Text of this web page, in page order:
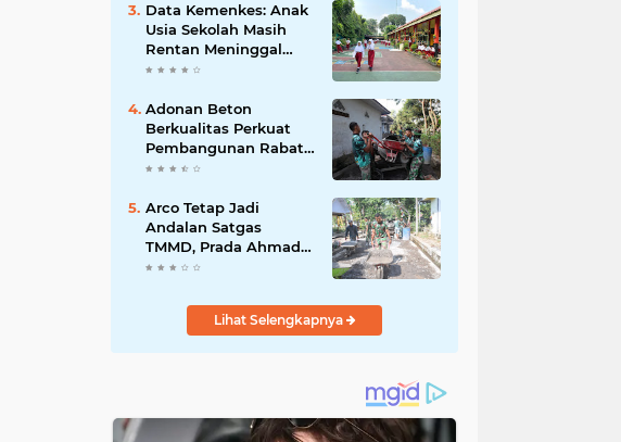
Data Kemenkes: Anak
Usia Sekolah Masih
Rentan Meninggal
Akibat DBD
Adonan Beton
Berkualitas Perkuat
Pembangunan Rabat
Jalan TMMD ke-129 di
Arco Tetap Jadi
Andalan Satgas
TMMD, Prada Ahmad
Afandi Percepat
Pengecoran
Lihat Selengkapnya